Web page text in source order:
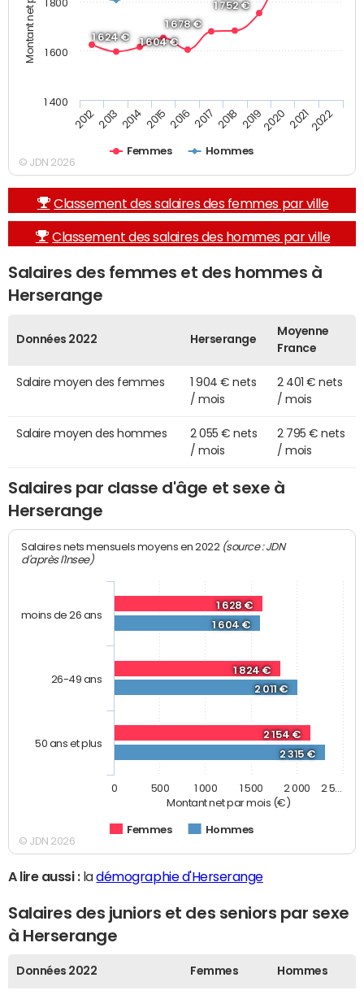
1 624 € 1 604 €
1 678 €
1 752 €
Femmes Hommes
2012 2013 2014 2015 2016 2017 2018 20192020 20212022
1 400
1 600
1 800
© JDN 2026
Classement des salaires des femmes par ville
Classement des salaires des hommes par ville
Salaires des femmes et des hommes à
Herserange
Données 2022 Herserange
Moyenne
France
Salaire moyen des femmes
1 904 € nets
/ mois
2 401 € nets
/ mois
Salaire moyen des hommes
2 055 € nets
/ mois
2 795 € nets
/ mois
Salaires par classe d'âge et sexe à
Herserange
Montant net par mois (€)
Salaires nets mensuels moyens en 2022 (source : JDN
d'après l'Insee)
1 628 €
1 824 €
2 154 €
1 604 €
2 011 €
2 315 €
Femmes Hommes
moins de 26 ans
26-49 ans
50 ans et plus
0 500 1 000 1 500 2 000 2 5…
© JDN 2026
A lire aussi :ladémographie d'Herserange
Salaires des juniors et des seniors par sexe
à Herserange
Données 2022 Femmes Hommes